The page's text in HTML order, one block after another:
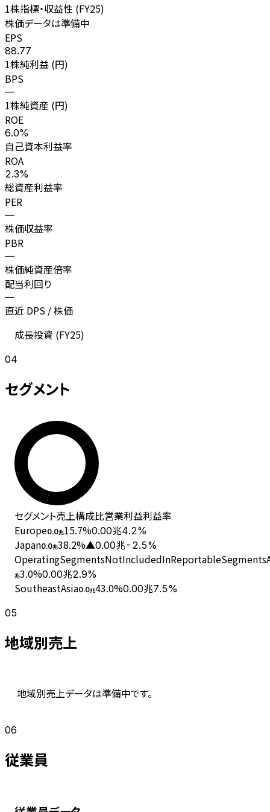
1株指標・収益性 (FY25)
株価データは準備中
EPS
88.77
1株純利益 (円)
BPS
—
1株純資産 (円)
ROE
6.0%
自己資本利益率
ROA
2.3%
総資産利益率
PER
—
株価収益率
PBR
—
株価純資産倍率
配当利回り
—
直近 DPS / 株価
成長投資 (FY25)
04
セグメント
セグメント売上構成比営業利益利益率
Europe0.0兆15.7%0.00兆4.2%
Japan0.0兆38.2%▲0.00兆-2.5%
兆3.0%0.00兆2.9%
SoutheastAsia0.0兆43.0%0.00兆7.5%
05
地域別売上
地域別売上データは準備中です。
06
従業員